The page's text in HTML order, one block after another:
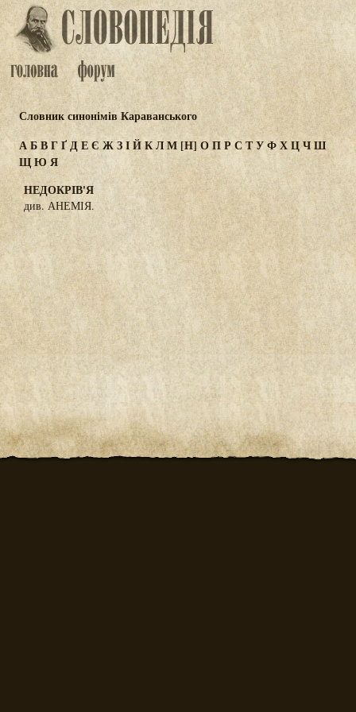
Словник синонімів Караванського
АБВГҐДЕЄ ЖЗІЙКЛМ [Н] ОПР С ТУФХЦЧШ
ЩЮ Я
НЕДОКРІВ'Я
див. АНЕМІЯ.